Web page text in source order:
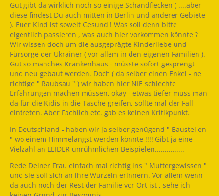
Gut gibt da wirklich noch so einige Schandflecken ( ....aber
diese findest Du auch mitten in Berlin und anderer Gebiete
). Euer Kind ist soweit Gesund ! Was soll denn bitte
eigentlich passieren , was auch hier vorkommen könnte ?
Wir wissen doch um die ausgeprägte Kinderliebe und
Fürsorge der Ukrainer ( vor allem in den eigenen Familien ).
Gut so manches Krankenhaus - müsste sofort gesprengt
und neu gebaut werden. Doch ( da selber einen Enkel - ne
richtige " Raubsau " ) wir haben hier NIE schlechte
Erfahrungen machen müssen, okay - etwas tiefer muss man
da für die Kidis in die Tasche greifen, sollte mal der Fall
eintreten. Aber Fachlich etc. gab es keinen Kritikpunkt.
In Deutschland - haben wir ja selber genügend " Baustellen
" wo einem Himmelangst werden könnte !!!! Gibt ja eine
Vielzahl an LEIDER unrühmlichen Beispielen...............
Rede Deiner Frau einfach mal richtig ins " Muttergewissen "
und sie soll sich an ihre Wurzeln erinnern. Vor allem wenn
da auch noch der Rest der Familie vor Ort ist , sehe ich